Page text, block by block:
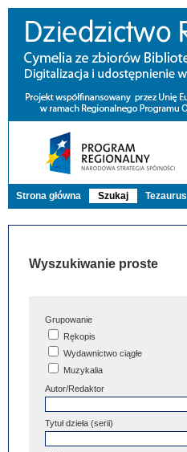
Strona główna Szukaj Tezaurus
Wyszukiwanie proste
Grupowanie
Rękopis
Wydawnictwo ciągłe
Muzykalia
Autor/Redaktor
Tytuł dzieła (serii)